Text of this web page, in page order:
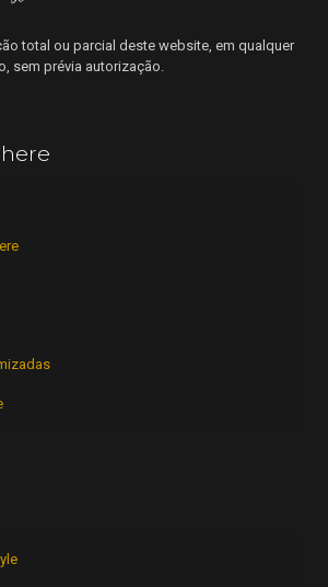
total ou parcial deste website, em qualquer
sem prévia autorização.